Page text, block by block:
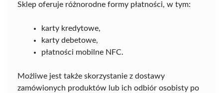
Sklep oferuje różnorodne formy płatności, w tym:
karty kredytowe,
karty debetowe,
płatności mobilne NFC.
Możliwe jest także skorzystanie z dostawy
zamówionych produktów lub ich odbiór osobisty po